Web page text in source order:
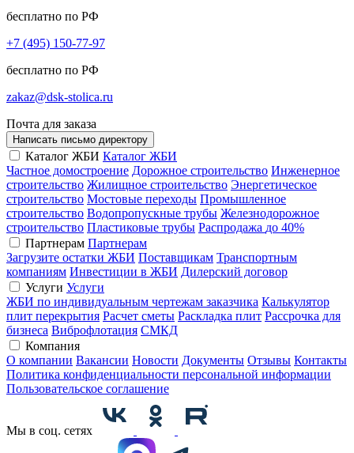
бесплатно по РФ
+7 (495) 150-77-97
бесплатно по РФ
zakaz@dsk-stolica.ru
Почта для заказа
Написать письмо директору
Каталог ЖБИ Каталог ЖБИ
Частное домостроение Дорожное строительство Инженерное
строительство Жилищное строительство Энергетическое
строительство Мостовые переходы Промышленное
строительство Водопропускные трубы Железнодорожное
строительство Пластиковые трубы Распродажа до 40%
Партнерам Партнерам
Загрузите остатки ЖБИ Поставщикам Транспортным
компаниям Инвестиции в ЖБИ Дилерский договор
Услуги Услуги
ЖБИ по индивидуальным чертежам заказчика Калькулятор
плит перекрытия Расчет сметы Раскладка плит Рассрочка для
бизнеса Виброфлотация СМКД
Компания
О компании Вакансии Новости Документы Отзывы Контакты
Политика конфиденциальности персональной информации
Пользовательское соглашение
Мы в соц. сетях